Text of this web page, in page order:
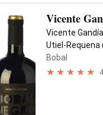
Vicente
Vicente Gandía
Utiel-Requena
Bobal